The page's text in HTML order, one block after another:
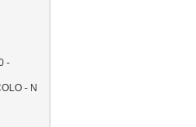
-
- N